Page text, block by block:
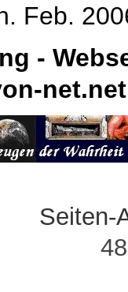
Feb.
-
net.net
Seiten-